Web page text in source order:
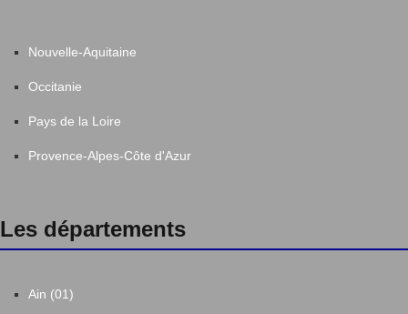
Nouvelle-Aquitaine
Occitanie
Pays de la Loire
Provence-Alpes-Côte d'Azur
Les départements
Ain (01)